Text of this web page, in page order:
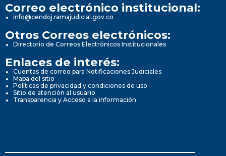
Correo electrónico institucional:
info@cendoj.ramajudicial.gov.co
Otros Correos electrónicos:
Directorio de Correos Electrónicos Institucionales
Enlaces de interés:
Cuentas de correo para Notificaciones Judiciales
Mapa del sitio
Políticas de privacidad y condiciones de uso
Sitio de atención al usuario
Transparencia y Acceso a la información